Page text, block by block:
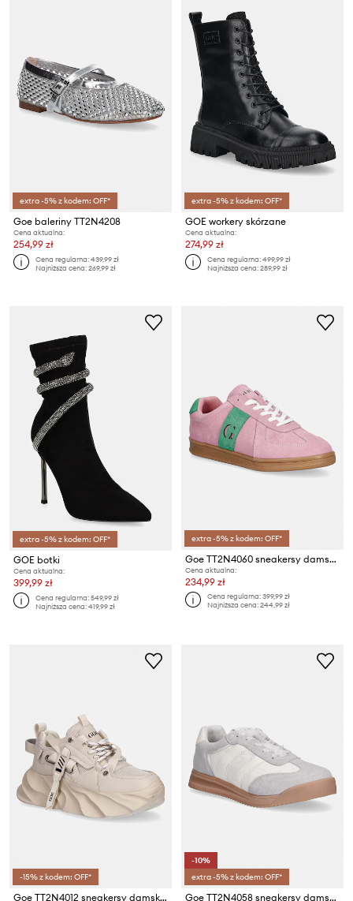
extra -5% z kodem: OFF*
Goe baleriny TT2N4208
Cena aktualna:
254,99 zł
Cena regularna:439,99 zł
Najniższa cena:269,99 zł
extra -5% z kodem: OFF*
GOE workery skórzane
Cena aktualna:
274,99 zł
Cena regularna:499,99 zł
Najniższa cena:289,99 zł
extra -5% z kodem: OFF*
GOE botki
Cena aktualna:
399,99 zł
Cena regularna:549,99 zł
Najniższa cena:419,99 zł
extra -5% z kodem: OFF*
Goe TT2N4060 sneakersy damskie zamszowe
Cena aktualna:
234,99 zł
Cena regularna:399,99 zł
Najniższa cena:244,99 zł
-15% z kodem: OFF*
Goe TT2N4012 sneakersy damskie
-10%
extra -5% z kodem: OFF*
Goe TT2N4058 sneakersy damskie